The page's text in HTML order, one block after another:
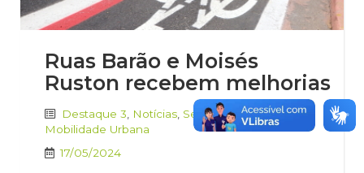
Ruas Barão e Moisés
Ruston recebem melhorias
Destaque 3 Notícias Secretaria de
Mobilidade Urbana
17/05/2024